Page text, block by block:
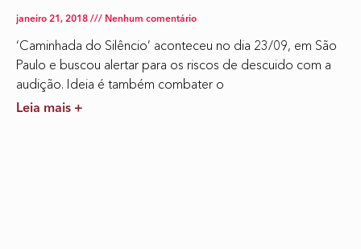
janeiro 21, 2018 Nenhum comentário
‘Caminhada do Silêncio’ aconteceu no dia 23/09, em São
Paulo e buscou alertar para os riscos de descuido com a
audição. Ideia é também combater o
Leia mais +